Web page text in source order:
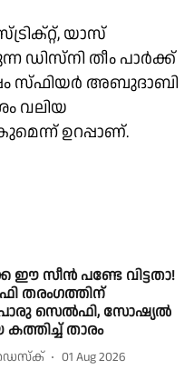
യാസ്
ഡിസ്‌നി തീം പാര്‍ക്ക്
സ്ഫിയര്‍ അബുദാബി
വലിയ
ഉറപ്പാണ്.
ഈ സീൻ പണ്ടേ വിട്ടതാ!
തരംഗത്തിന്
സെൽഫി, സോഷ്യൽ
കത്തിച്ച് താരം
01 Aug 2026